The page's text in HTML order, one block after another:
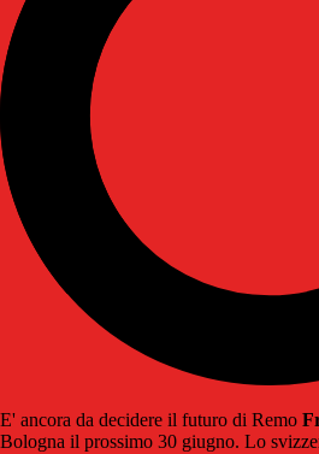
E' ancora da decidere il futuro di Remo
Bologna il prossimo 30 giugno. Lo